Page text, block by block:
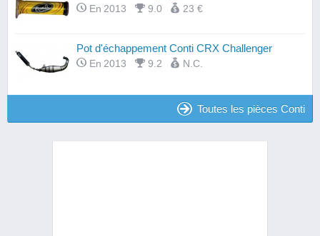
En 2013 9.0 23 €
Pot d'échappement Conti CRX Challenger
En 2013 9.2 N.C.
Toutes les pièces Conti